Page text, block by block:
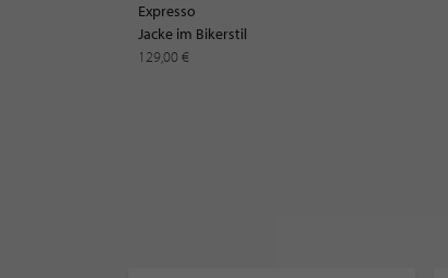
Expresso
Jacke im Bikerstil
129,00 €